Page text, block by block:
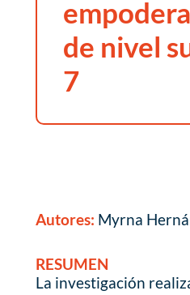
de nivel
7
Autores: Myrna
RESUMEN
La investigación